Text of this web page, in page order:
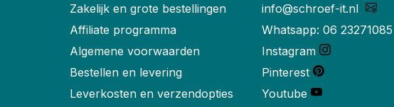
Zakelijk en grote bestellingen
Affiliate programma
Algemene voorwaarden
Bestellen en levering
Leverkosten en verzendopties
info@schroef-it.nl
Whatsapp: 06 23271085
Instagram
Pinterest
Youtube